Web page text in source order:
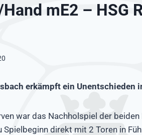
mE2 – HSG
erkämpft ein Unentschieden
war das Nachholspiel der beiden
Spielbeginn direkt mit 2 Toren in